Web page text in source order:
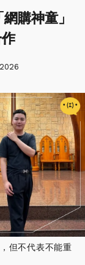
購神童」
但不代表不能重